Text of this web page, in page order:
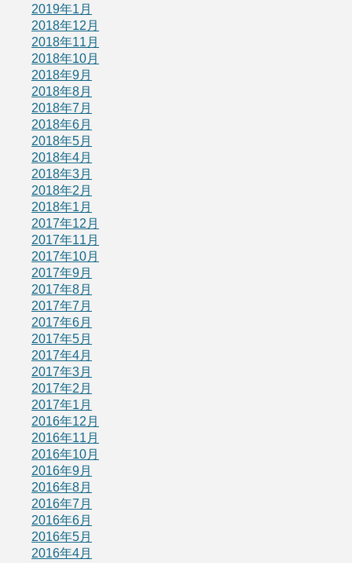
2019年1月
2018年12月
2018年11月
2018年10月
2018年9月
2018年8月
2018年7月
2018年6月
2018年5月
2018年4月
2018年3月
2018年2月
2018年1月
2017年12月
2017年11月
2017年10月
2017年9月
2017年8月
2017年7月
2017年6月
2017年5月
2017年4月
2017年3月
2017年2月
2017年1月
2016年12月
2016年11月
2016年10月
2016年9月
2016年8月
2016年7月
2016年6月
2016年5月
2016年4月